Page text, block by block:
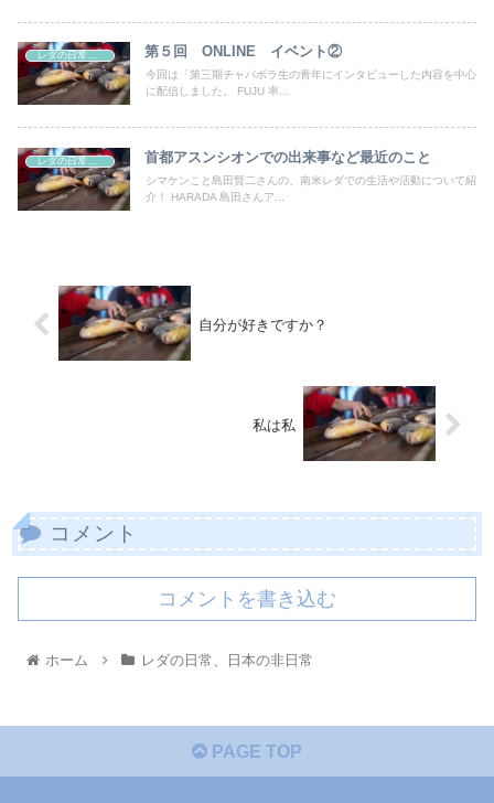
レダの日常、日本の非日常 第５回 ONLINE イベント②
今回は「第三期チャパボラ生の青年にインタビューした内容を中心
に配信しました。 FUJU 率...
レダの日常、日本の非日常 首都アスンシオンでの出来事など最近のこと
シマケンこと島田賢二さんの、南米レダでの生活や活動について紹
介！ HARADA 島田さんア...
自分が好きですか？
私は私
コメント
コメントを書き込む
ホーム レダの日常、日本の非日常
PAGE TOP